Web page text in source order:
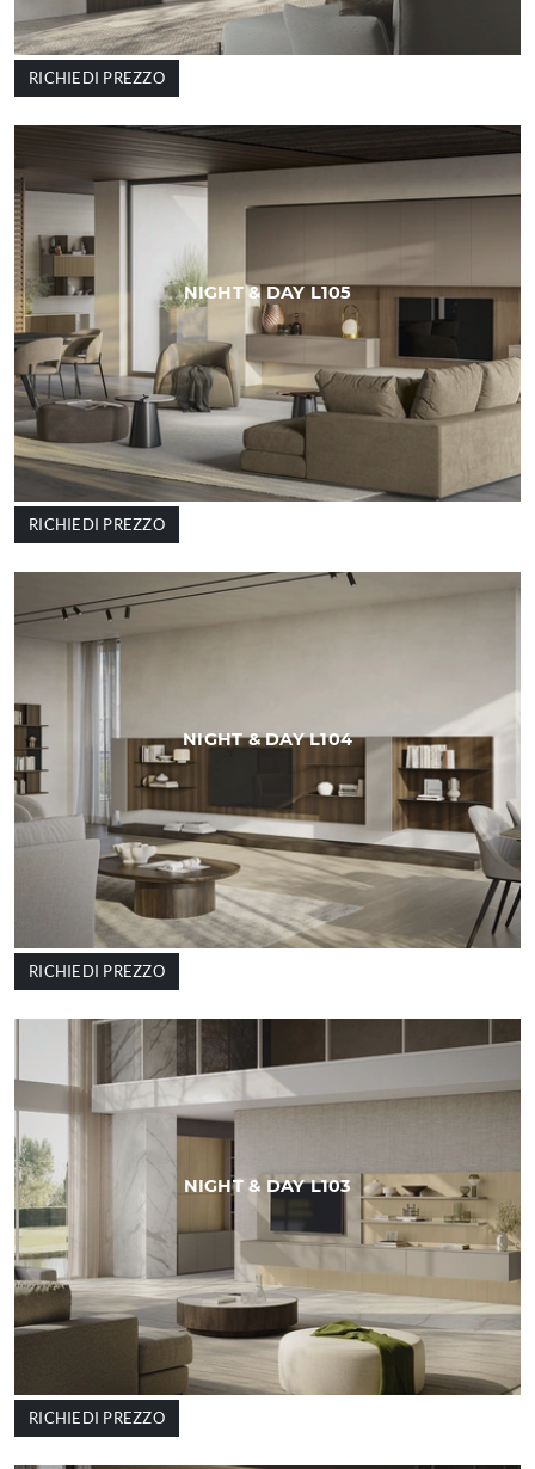
RICHIEDI PREZZO
NIGHT & DAY L105
RICHIEDI PREZZO
NIGHT & DAY L104
RICHIEDI PREZZO
NIGHT & DAY L103
RICHIEDI PREZZO